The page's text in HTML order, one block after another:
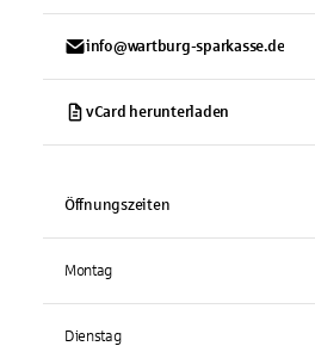
info@wartburg-sparkasse.de
vCard herunterladen
Öffnungszeiten
Montag
Dienstag